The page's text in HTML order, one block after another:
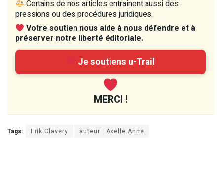
Certains de nos articles entraînent aussi des
pressions ou des procédures juridiques.
Votre soutien nous aide à nous défendre et à
préserver notre liberté éditoriale.
Je soutiens u-Trail
MERCI !
Tags: Erik Clavery auteur : Axelle Anne